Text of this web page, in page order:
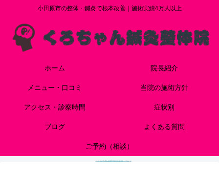
小田原市の整体・鍼灸で根本改善｜施術実績4万人以上
ホーム 院長紹介
メニュー・口コミ 当院の施術方針
アクセス・診察時間 症状別
ブログ よくある質問
ご予約（相談）